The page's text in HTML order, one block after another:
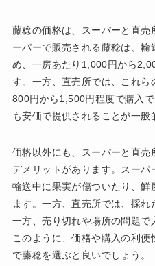
藤稔の価格は、スーパーと直売
ーパーで販売される藤稔は、
め、一房あたり1,000円から
す。一方、直売所では、これら
800円から1,500円程度で購入
も安価で提供されることが一般
価格以外にも、スーパーと直売
デメリットがあります。スーパ
輸送中に果実が傷ついたり、鮮
ます。一方、直売所では、採
一方、売り切れや場所の問題で
このように、価格や購入の利
で藤稔を選ぶと良いでしょう。